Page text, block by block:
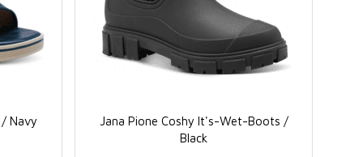
/ Navy
Jana Pione Coshy It's-Wet-Boots /
Black